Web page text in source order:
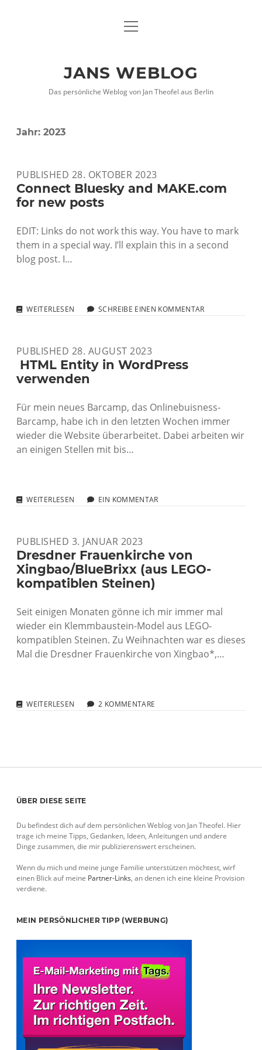
DATENSCHUTZHINWEISE
twitterfacebook
xing
Menü
JANS WEBLOG
Das persönliche Weblog von Jan Theofel aus Berlin
Jahr: 2023
PUBLISHED 28. OKTOBER 2023
Connect Bluesky and MAKE.com
for new posts
EDIT: Links do not work this way. You have to mark
them in a special way. I’ll explain this in a second
blog post. I…
WEITERLESEN CONNECT
FOR
NEW
POSTS
SCHREIBE EINEN KOMMENTAR
PUBLISHED 28. AUGUST 2023
­ HTML Entity in WordPress
verwenden
Für mein neues Barcamp, das Onlinebuisness-
Barcamp, habe ich in den letzten Wochen immer
wieder die Website überarbeitet. Dabei arbeiten wir
an einigen Stellen mit bis…
WEITERLESEN
WORDPRESS
VERWENDEN
EIN KOMMENTAR
PUBLISHED 3. JANUAR 2023
Dresdner Frauenkirche von
Xingbao/BlueBrixx (aus LEGO-
kompatiblen Steinen)
Seit einigen Monaten gönne ich mir immer mal
wieder ein Klemmbaustein-Model aus LEGO-
kompatiblen Steinen. Zu Weihnachten war es dieses
Mal die Dresdner Frauenkirche von Xingbao*,…
WEITERLESEN DRESDNER
KOMPATIBLEN
2 KOMMENTARE
Sidebar
ÜBER DIESE SEITE
Du befindest dich auf dem persönlichen Weblog von Jan Theofel. Hier
trage ich meine Tipps, Gedanken, Ideen, Anleitungen und andere
Dinge zusammen, die mir publizierenswert erscheinen.
Wenn du mich und meine junge Familie unterstützen möchtest, wirf
einen Blick auf meine Partner-Links, an denen ich eine kleine Provision
verdiene.
MEIN PERSÖNLICHER TIPP (WERBUNG)